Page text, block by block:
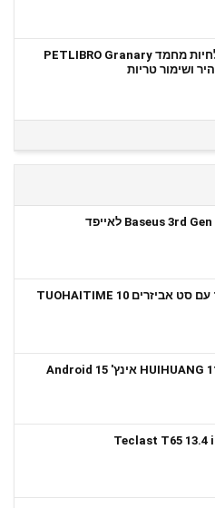
מתקן מזון אוטומטי לחיות מחמד PETLIBRO Granary
טאבלט אנדרואיד 15 עם סט אביזרים TUOHAITIME 10